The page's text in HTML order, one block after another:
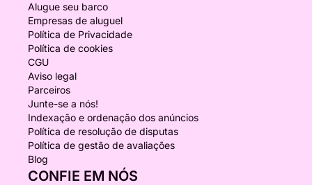
Alugue seu barco
Empresas de aluguel
Política de Privacidade
Política de cookies
CGU
Aviso legal
Parceiros
Junte-se a nós!
Indexação e ordenação dos anúncios
Política de resolução de disputas
Política de gestão de avaliações
Blog
CONFIE EM NÓS